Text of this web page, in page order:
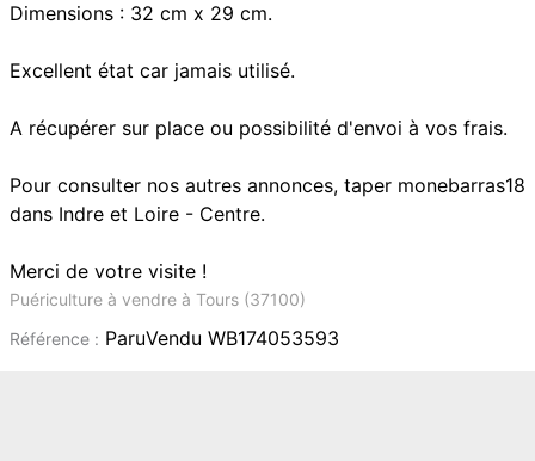
Dimensions : 32 cm x 29 cm.
Excellent état car jamais utilisé.
A récupérer sur place ou possibilité d'envoi à vos frais.
Pour consulter nos autres annonces, taper monebarras18
dans Indre et Loire - Centre.
Merci de votre visite !
Puériculture à vendre à Tours (37100)
Référence : ParuVendu WB174053593